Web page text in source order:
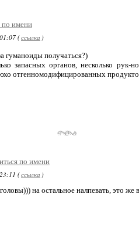
по имени
(ссылка )
гуманоиды получаться?)
запасных органов, несколько рук-
отгенномодифицированных
по имени
(ссылка )
на остальное налпевать, это же